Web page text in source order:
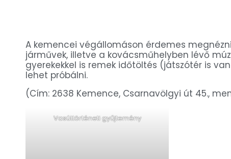
A kemencei végállomáson érdemes
járművek, illetve a kovácsműhelyben lévő
gyerekekkel is remek időtöltés (játszótér is
lehet próbálni.
(Cím: 2638 Kemence, Csarnavölgyi út 45.,
Vasúttörténeti gyűjtemény